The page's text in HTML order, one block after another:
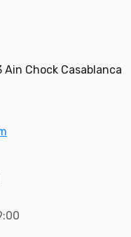
Ain Chock Casablanca